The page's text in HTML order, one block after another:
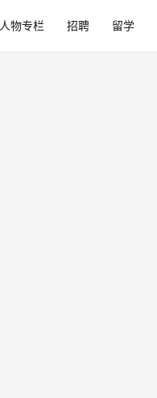
人物专栏 招聘 留学